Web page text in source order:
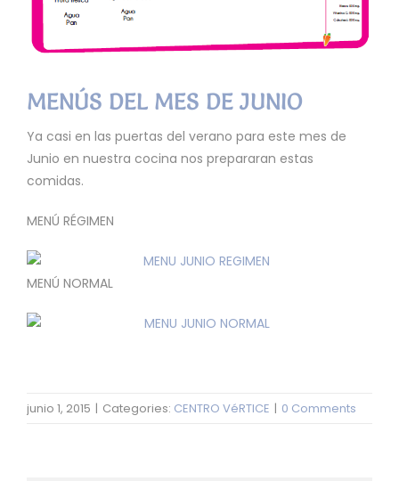
MENÚS DEL MES DE JUNIO
Ya casi en las puertas del verano para este mes de
Junio en nuestra cocina nos prepararan estas
comidas.
MENÚ RÉGIMEN
MENÚ NORMAL
junio 1, 2015 | Categories: CENTRO VéRTICE | 0 Comments